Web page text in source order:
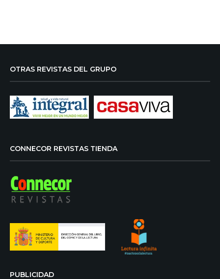
OTRAS REVISTAS DEL GRUPO
CONNECOR REVISTAS TIENDA
PUBLICIDAD